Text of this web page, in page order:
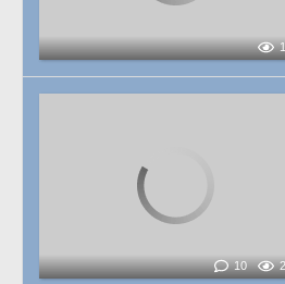
10